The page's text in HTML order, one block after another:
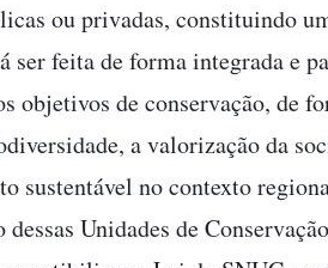
ou privadas, constituindo
ser feita de forma integrada e
objetivos de conservação, de
a valorização da
sustentável no contexto
dessas Unidades de